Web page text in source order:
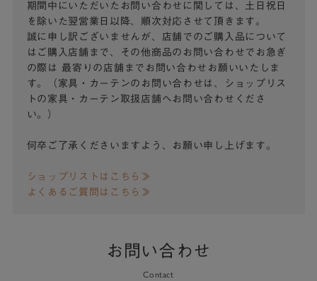
期間中にいただいたお問い合わせに関しては、土日祝日
を除いた翌営業日以降、順次対応させて頂きます。
誠に申し訳ございませんが、店舗でのご購入品について
はご購入店舗まで、その他商品のお問い合わせでお急ぎ
の際は
最寄りの店舗までお問い合わせお願いいたしま
す。（家具・カーテンのお問い合わせは、ショップリス
トの家具・カーテン取扱店舗へお問い合わせくださ
い。）
何卒ご了承くださいますよう、お願い申し上げます。
ショップリストはこちら≫
よくあるご質問はこちら≫
お問い合わせ
Contact